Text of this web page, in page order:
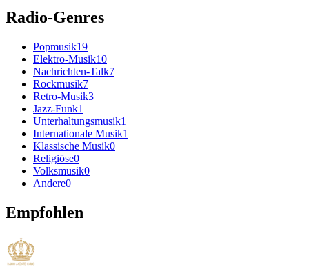
Radio-Genres
Popmusik19
Elektro-Musik10
Nachrichten-Talk7
Rockmusik7
Retro-Musik3
Jazz-Funk1
Unterhaltungsmusik1
Internationale Musik1
Klassische Musik0
Religiöse0
Volksmusik0
Andere0
Empfohlen